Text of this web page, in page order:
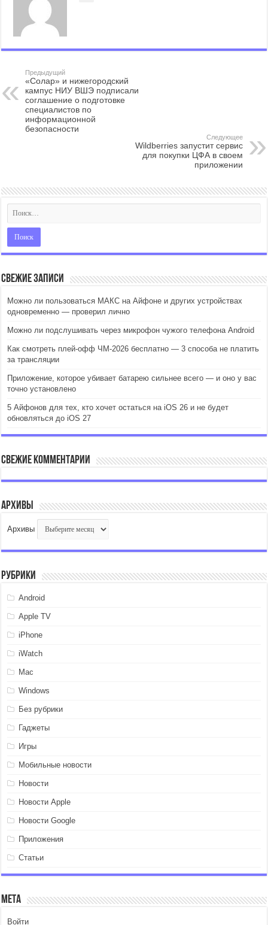
Предыдущий
«Солар» и нижегородский
кампус НИУ ВШЭ подписали
соглашение о подготовке
специалистов по
информационной
безопасности
Следующее
Wildberries запустит сервис
для покупки ЦФА в своем
приложении
Свежие записи
Можно ли пользоваться МАКС на Айфоне и других устройствах
одновременно — проверил лично
Можно ли подслушивать через микрофон чужого телефона Android
Как смотреть плей-офф ЧМ-2026 бесплатно — 3 способа не платить
за трансляции
Приложение, которое убивает батарею сильнее всего — и оно у вас
точно установлено
5 Айфонов для тех, кто хочет остаться на iOS 26 и не будет
обновляться до iOS 27
Свежие комментарии
Архивы
Архивы
Рубрики
Android
Apple TV
iPhone
iWatch
Mac
Windows
Без рубрики
Гаджеты
Игры
Мобильные новости
Новости
Новости Apple
Новости Google
Приложения
Статьи
Мета
Войти